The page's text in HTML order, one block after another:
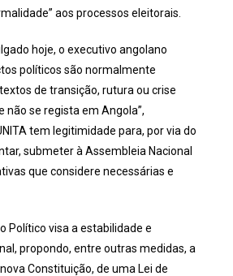
aos processos eleitorais.
hoje, o executivo angolano
políticos são normalmente
de transição, rutura ou crise
não se regista em Angola”,
tem legitimidade para, por via do
submeter à Assembleia Nacional
que considere necessárias e
Político visa a estabilidade e
propondo, entre outras medidas, a
Constituição, de uma Lei de